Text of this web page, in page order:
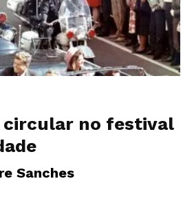
circular no festival
Sanches